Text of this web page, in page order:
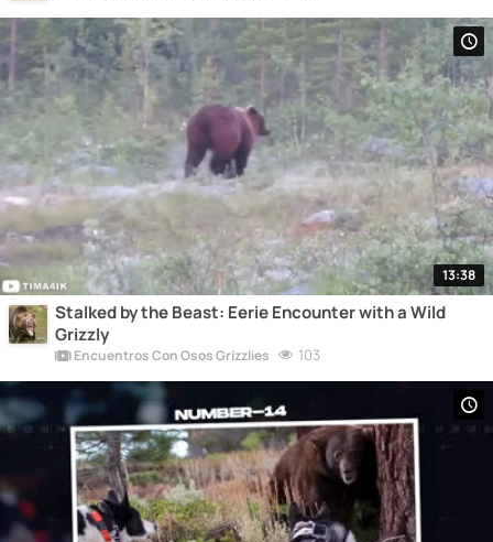
13:38
Stalked by the Beast: Eerie Encounter with a Wild
Grizzly
Encuentros Con Osos Grizzlies 103